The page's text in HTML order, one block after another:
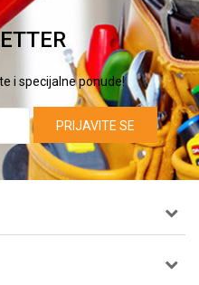
i specijalne ponude!
PRIJAVITE SE